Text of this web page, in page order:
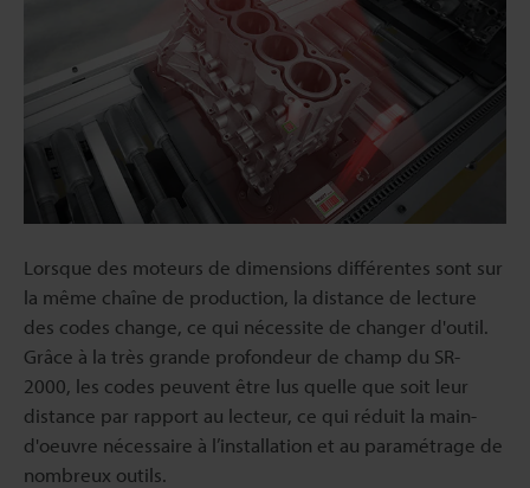
Lorsque des moteurs de dimensions différentes sont sur
la même chaîne de production, la distance de lecture
des codes change, ce qui nécessite de changer d'outil.
Grâce à la très grande profondeur de champ du SR-
2000, les codes peuvent être lus quelle que soit leur
distance par rapport au lecteur, ce qui réduit la main-
d'oeuvre nécessaire à l’installation et au paramétrage de
nombreux outils.